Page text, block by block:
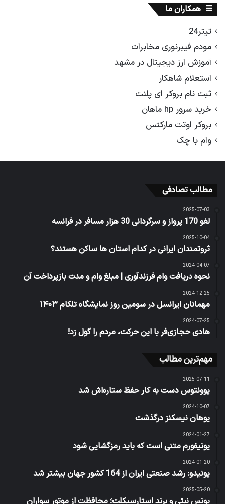
همکاران ما
تیتر24
مودم فیبرنوری مخابرات
آموزش ارز دیجیتال در مشهد
استعلام شاهکار
ثبت نام بروکر ای پلنت
خرید سرور hp ماهان
بروکر اوتت مارکتس
وام با چک
مطالب تصادفی
2025-07-03
لغو 170 پرواز و سرگردانی 30 هزار مسافر در فرانسه
2025-10-04
ثروتمندان ایرانی در کدام استان ها ساکن هستند؟
2024-04-07
نحوه دریافت وام فرزندآوری | مبلغ وام و مدت بازپرداخت آن
2024-12-25
مهمانان ایرانسل در سومین روز نمایشگاه تلکام ۱۴۰۳
2024-07-25
هادی حجازی‌فر با این حرکت، مردم را گول زد!
مهم‌ترین مطالب
2025-07-11
یوونتوس دست به کار حفظ ستاره‌اش شد
2024-10-07
یوهان نیسکنز درگذشت
2024-01-27
یونیفورم متنی است که باید رمزگشایی شود
2024-01-20
یونیدو: رشد صنعتی ایران از 164 کشور جهان بیشتر شد
2025-05-20
یونس نبئی و برند استارسیکلت؛ محافظت از موتور سواران